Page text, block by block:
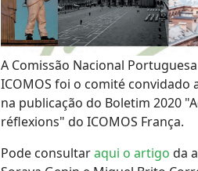
A Comissão Nacional
ICOMOS foi o comité convidado
na publicação do Boletim 2020
réflexions" do ICOMOS França.
Pode consultaraqui o artigo da